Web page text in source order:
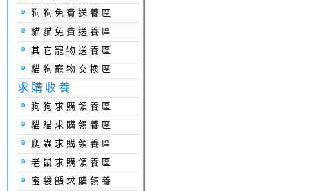
狗狗免費送養區
貓貓免費送養區
其它寵物送養區
貓狗寵物交換區
求購收養
狗狗求購領養區
貓貓求購領養區
爬蟲求購領養區
老鼠求購領養區
蜜袋鼯求購領養